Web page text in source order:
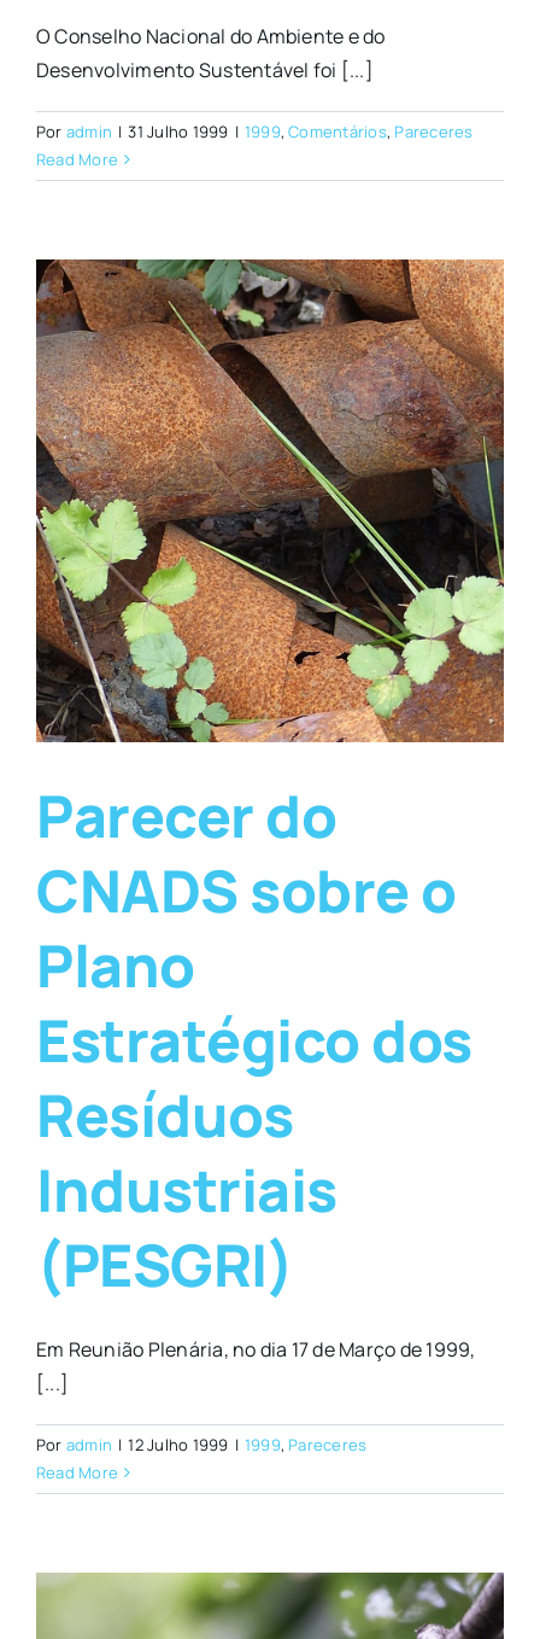
O Conselho Nacional do Ambiente e do
Desenvolvimento Sustentável foi [...]
Por admin | 31 Julho 1999 | 1999,Comentários, Pareceres
Read More
Parecer do
CNADS sobre o
Plano
Estratégico dos
Resíduos
Industriais
(PESGRI)
Em Reunião Plenária, no dia 17 de Março de 1999,
[...]
Por admin | 12 Julho 1999 | 1999, Pareceres
Read More